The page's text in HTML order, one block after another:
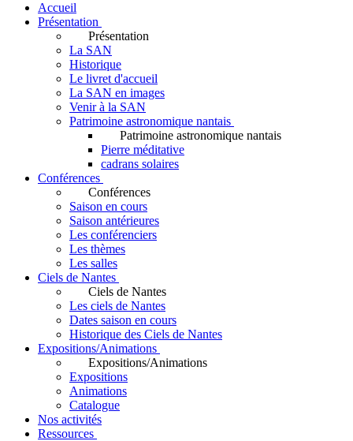
Accueil
Présentation
Présentation
La SAN
Historique
Le livret d'accueil
La SAN en images
Venir à la SAN
Patrimoine astronomique nantais
Patrimoine astronomique nantais
Pierre méditative
cadrans solaires
Conférences
Conférences
Saison en cours
Saison antérieures
Les conférenciers
Les thèmes
Les salles
Ciels de Nantes
Ciels de Nantes
Les ciels de Nantes
Dates saison en cours
Historique des Ciels de Nantes
Expositions/Animations
Expositions/Animations
Expositions
Animations
Catalogue
Nos activités
Ressources